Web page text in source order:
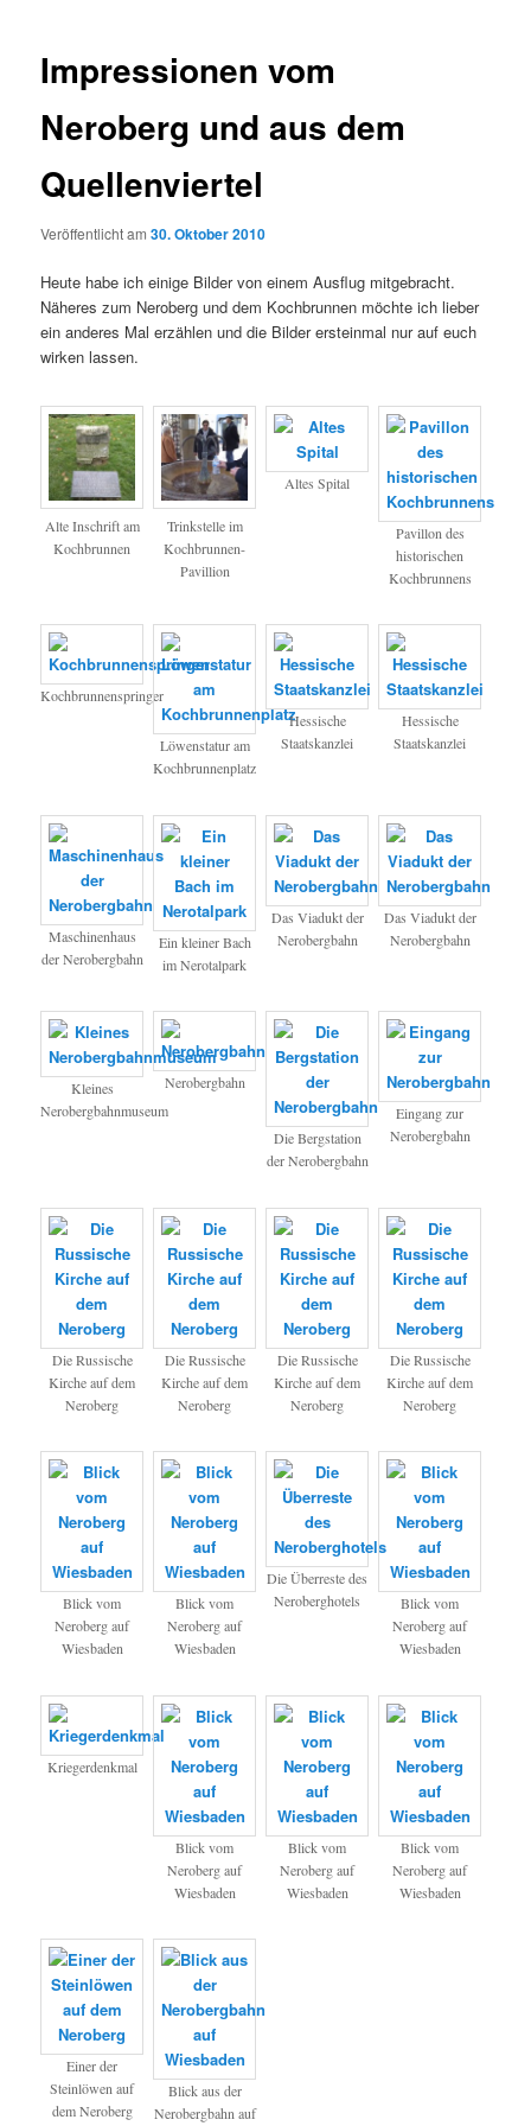
Impressionen vom
Neroberg und aus dem
Quellenviertel
Veröffentlicht am30. Oktober 2010
Heute habe ich einige Bilder von einem Ausflug mitgebracht.
Näheres zum Neroberg und dem Kochbrunnen möchte ich lieber
ein anderes Mal erzählen und die Bilder ersteinmal nur auf euch
wirken lassen.
Alte Inschrift am
Kochbrunnen
Trinkstelle im
Kochbrunnen-
Pavillion
Altes Spital
Pavillon des
historischen
Kochbrunnens
Kochbrunnenspringer
Löwenstatur am
Kochbrunnenplatz
Hessische
Staatskanzlei
Hessische
Staatskanzlei
Maschinenhaus
der Nerobergbahn
Ein kleiner Bach
im Nerotalpark
Das Viadukt der
Nerobergbahn
Das Viadukt der
Nerobergbahn
Kleines
Nerobergbahnmuseum
Nerobergbahn
Die Bergstation
der Nerobergbahn
Eingang zur
Nerobergbahn
Die Russische
Kirche auf dem
Neroberg
Die Russische
Kirche auf dem
Neroberg
Die Russische
Kirche auf dem
Neroberg
Die Russische
Kirche auf dem
Neroberg
Blick vom
Neroberg auf
Wiesbaden
Blick vom
Neroberg auf
Wiesbaden
Die Überreste des
Neroberghotels
Blick vom
Neroberg auf
Wiesbaden
Kriegerdenkmal
Blick vom
Neroberg auf
Wiesbaden
Blick vom
Neroberg auf
Wiesbaden
Blick vom
Neroberg auf
Wiesbaden
Einer der
Steinlöwen auf
dem Neroberg
Blick aus der
Nerobergbahn auf